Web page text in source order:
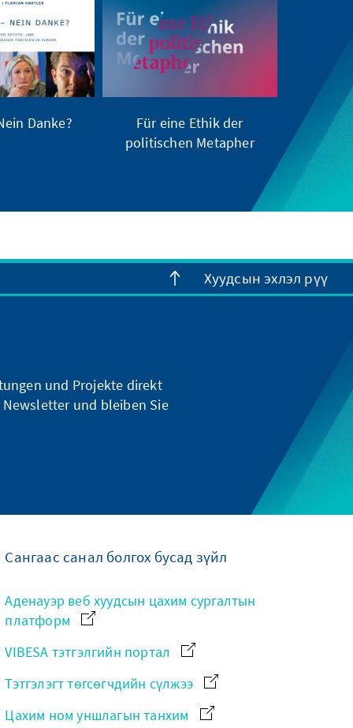
Danke?
Für eine Ethik der
politischen Metapher
Хуудсын эхлэл рүү
und Projekte direkt
und bleiben Sie
Сангаас санал болгох бусад зүйл
Аденауэр веб хуудсын цахим сургалтын
платформ
VIBESA тэтгэлгийн портал
Тэтгэлэгт төгсөгчдийн сүлжээ
Цахим ном уншлагын танхим